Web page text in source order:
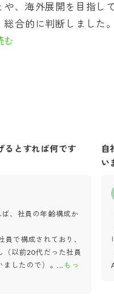
や、海外展開を目指し
総合的に判断しました。
む
るとすれば何です
、社員の年齢構成か
で構成されており、
以前20代だった社員
ましたので）。... もっ
自
い